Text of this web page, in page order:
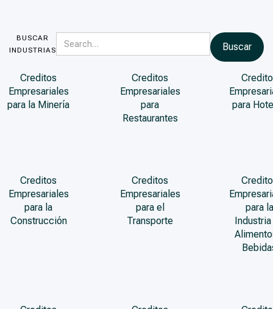
BUSCAR
INDUSTRIAS
Creditos
Empresariales
para la Minería
Creditos
Empresariales
para
Restaurantes
para
Creditos
Empresariales
para la
Construcción
Creditos
Empresariales
para el
Transporte
para la